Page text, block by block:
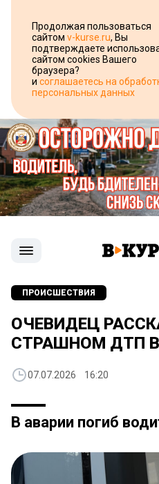
Продолжая пользоваться
сайтом v-kurse.ru, Вы
подтверждаете
сайтом cookies Вашего
браузера?
и соглашаетесь на
персональных данных
ПРОИСШЕСТВИЯ
ОЧЕВИДЕЦ
СТРАШНОМ ДТП
07.07.2026 16:20
В аварии погиб